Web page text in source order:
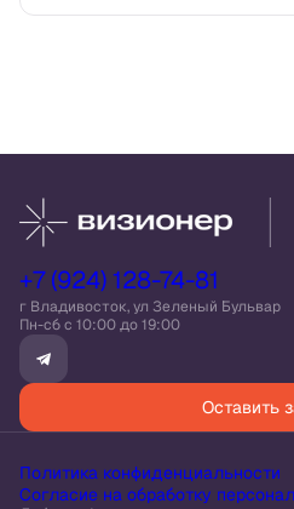
+7 (924) 128-74-81
г Владивосток, ул Зеленый Бульвар
Пн-сб c 10:00 до 19:00
Оставить
Политика конфиденциальности
Согласие на обработку